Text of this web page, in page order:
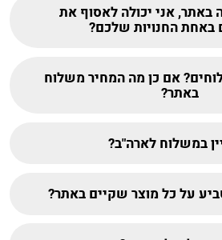
באתר, אני יכולה לאסוף את
באחת החנויות שלכם?
אם כן מה המחיר משלוח
באתר?
במשלוח לארה"ב?
על כל מוצר שקיים באתר?